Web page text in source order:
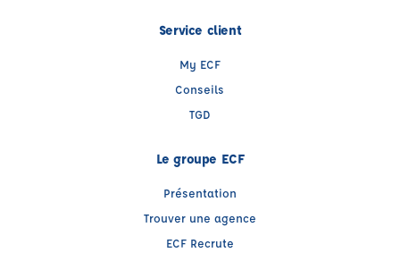
Service client
My ECF
Conseils
TGD
Le groupe ECF
Présentation
Trouver une agence
ECF Recrute